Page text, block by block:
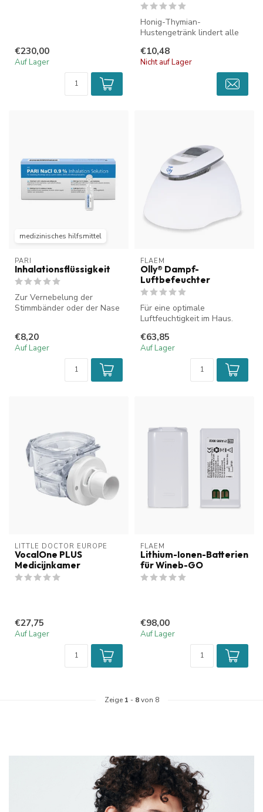
€230,00
Auf Lager
Honig-Thymian-
Hustengetränk lindert alle
trockenem Hus...
€10,48
Nicht auf Lager
medizinisches hilfsmittel
PARI
Inhalationsflüssigkeit
Zur Vernebelung der
Stimmbänder oder der Nase
€8,20
Auf Lager
FLAEM
Olly® Dampf-
Luftbefeuchter
Für eine optimale
Luftfeuchtigkeit im Haus.
€63,85
Auf Lager
LITTLE DOCTOR EUROPE
VocalOne PLUS
Medicijnkamer
€27,75
Auf Lager
FLAEM
Lithium-Ionen-Batterien
für Wineb-GO
€98,00
Auf Lager
Zeige 1 - 8von 8